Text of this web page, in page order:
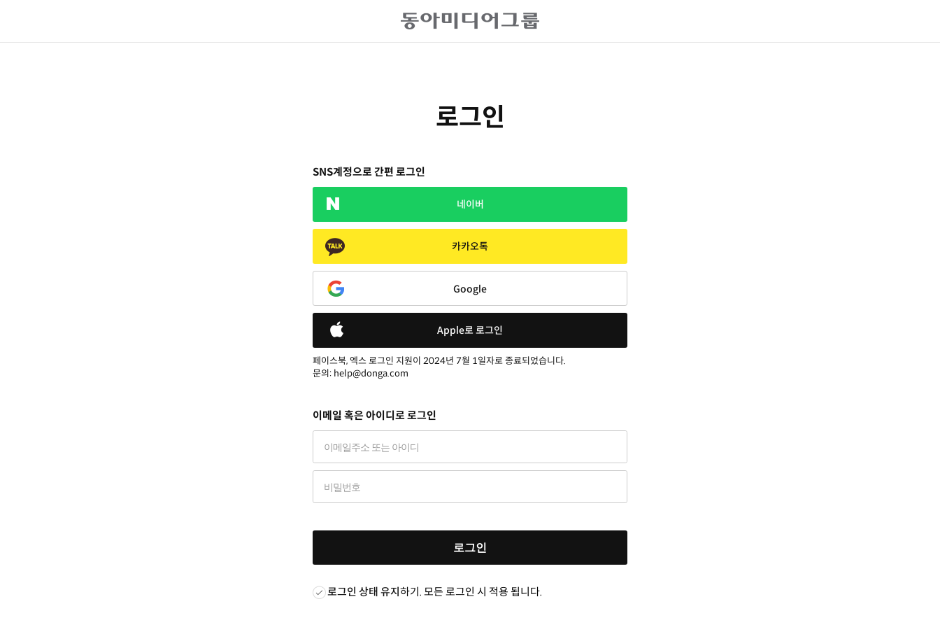
로그인
SNS계정으로 간편 로그인
네이버
카카오톡
Google
Apple로 로그인
페이스북, 엑스 로그인 지원이 2024년 7월 1일자로 종료되었습니다.
문의: help@donga.com
이메일 혹은 아이디로 로그인
로그인
로그인 상태 유지하기. 모든 로그인 시 적용 됩니다.